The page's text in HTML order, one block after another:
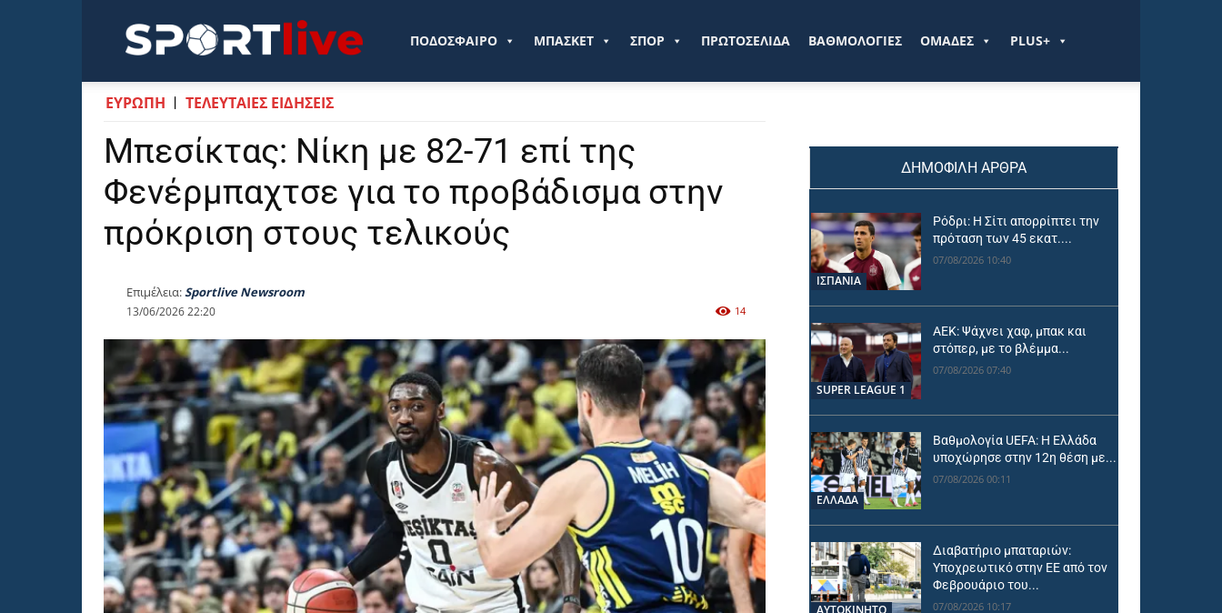
Sportlive.grΠΟΔΟΣΦΑΙΡΟ ΜΠΑΣΚΕΤ ΣΠΟΡ ΠΡΩΤΟΣΕΛΙΔΑ ΒΑΘΜΟΛΟΓΙΕΣ ΟΜΑΔΕΣ PLUS+
ΕΥΡΩΠΗ ΤΕΛΕΥΤΑΙΕΣ ΕΙΔΗΣΕΙΣ
Μπεσίκτας: Νίκη με 82-71 επί της
Φενέρμπαχτσε για το προβάδισμα στην
πρόκριση στους τελικούς
Επιμέλεια:Sportlive Newsroom
13/06/2026 22:20 14
ΔΗΜΟΦΙΛΗ ΑΡΘΡΑ
ΙΣΠΑΝΙΑ
Ρόδρι: Η Σίτι απορρίπτει την
πρόταση των 45 εκατ....
07/08/2026 10:40
SUPER LEAGUE 1
ΑΕΚ: Ψάχνει χαφ, μπακ και
στόπερ, με το βλέμμα...
07/08/2026 07:40
ΕΛΛΑΔΑ
Βαθμολογία UEFA: Η Ελλάδα
υποχώρησε στην 12η θέση με...
07/08/2026 00:11
ΑΥΤΟΚΙΝΗΤΟ
Διαβατήριο μπαταριών:
Υποχρεωτικό στην ΕΕ από τον
Φεβρουάριο του...
07/08/2026 10:17